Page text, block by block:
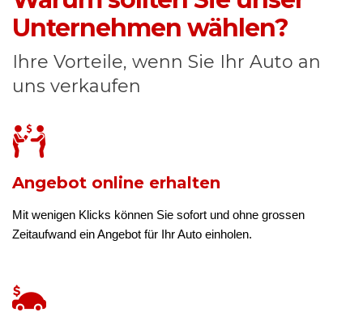
Unternehmen wählen?
Ihre Vorteile, wenn Sie Ihr Auto an
uns verkaufen
Angebot online erhalten
Mit wenigen Klicks können Sie sofort und ohne grossen
Zeitaufwand ein Angebot für Ihr Auto einholen.